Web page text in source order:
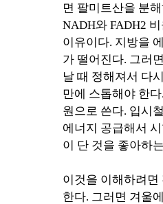
면 팔미트산을 분
NADH와 FADH2
이유이다. 지방을
가 떨어진다. 그러
날 때 정해져서 다
만에 스톱해야 한다
원으로 쓴다. 입시
에너지 공급해서
이 단 것을 좋아하
이것을 이해하려
한다. 그러면 겨울